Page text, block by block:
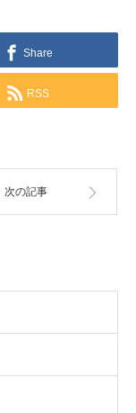
Share
RSS
次の記事